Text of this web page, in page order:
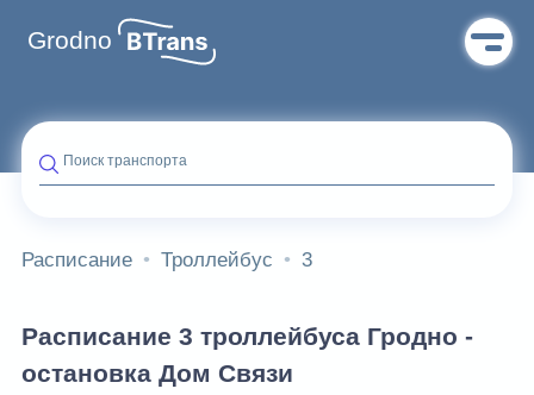
Grodno
Поиск транспорта
Расписание Троллейбус 3
Расписание 3 троллейбуса Гродно -
остановка Дом Связи